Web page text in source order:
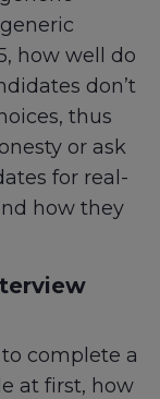
how well do
don’t
thus
or ask
for real-
how they
complete a
at first, how